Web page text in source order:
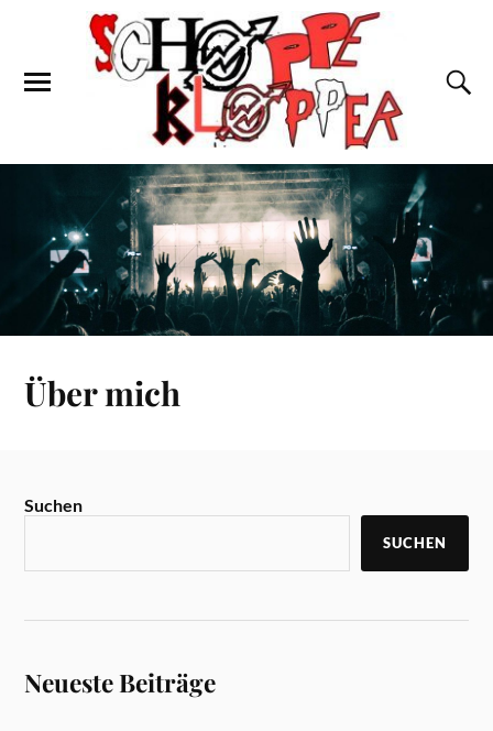
Über mich
Suchen
SUCHEN
Neueste Beiträge